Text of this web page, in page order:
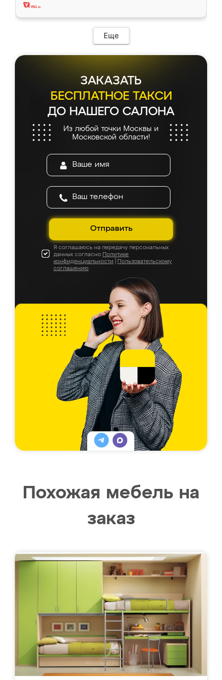
Еще
ЗАКАЗАТЬ
БЕСПЛАТНОЕ ТАКСИ
ДО НАШЕГО САЛОНА
Из любой точки Москвы и
Московской области!
Отправить
Я соглашаюсь на передачу персональных
данных согласно Политике
конфиденциальности
Пользовательскому
соглашению
Похожая мебель на
заказ